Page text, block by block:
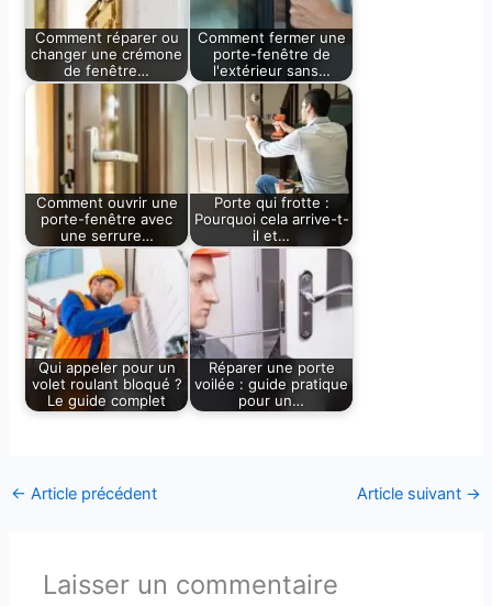
Comment réparer ou
changer une crémone
de fenêtre…
Comment fermer une
porte-fenêtre de
l'extérieur sans…
Comment ouvrir une
porte-fenêtre avec
une serrure…
Porte qui frotte :
Pourquoi cela arrive-t-
il et…
Qui appeler pour un
volet roulant bloqué ?
Le guide complet
Réparer une porte
voilée : guide pratique
pour un…
← Article précédent Article suivant →
Laisser un commentaire